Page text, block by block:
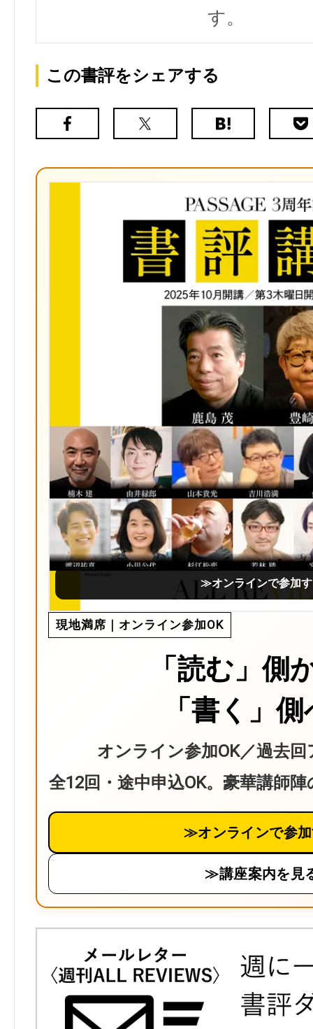
す。
この書評をシェアする
Facebook
X（旧
は
ク
マ
ー
ク
≫オンラインで参加
現地満席｜オンライン参加OK
「読む」側
「書く」
オンライン参加OK／過去
全12回・途中申込OK。豪華講師
≫オンラインで参
≫講座案内を見